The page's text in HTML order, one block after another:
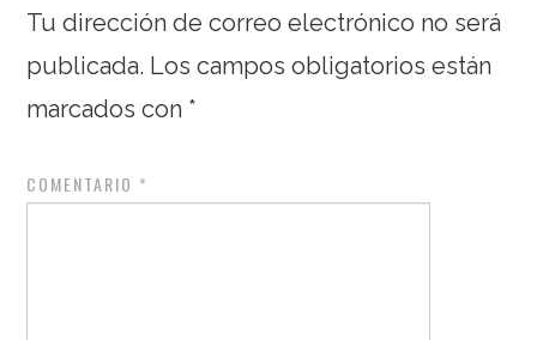
Tu dirección de correo electrónico no será
publicada. Los campos obligatorios están
marcados con *
COMENTARIO *